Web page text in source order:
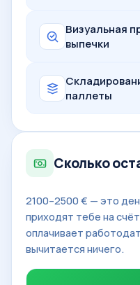
Визуальная
выпечки
паллеты
Сколько
2100–2500 € — это
приходят тебе на
оплачивает
вычитается ничего.